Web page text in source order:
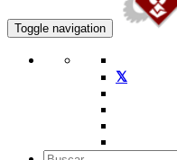
Toggle navigation